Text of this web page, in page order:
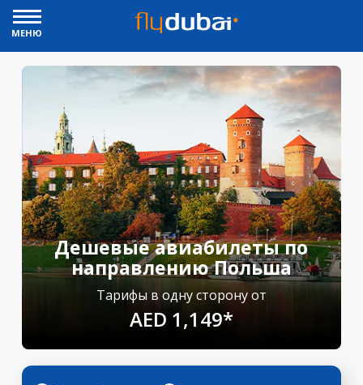
МЕНЮ
Дешевые авиабилеты по
направлению Польша
Тарифы в одну сторону от
AED 1,149*